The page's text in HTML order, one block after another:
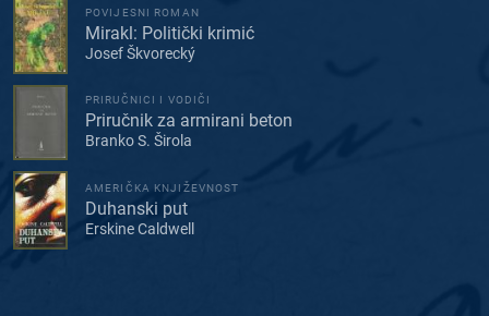
POVIJESNI ROMAN
Mirakl: Politički krimić
Josef Škvorecký
PRIRUČNICI I VODIČI
Priručnik za armirani beton
Branko S. Širola
AMERIČKA KNJIŽEVNOST
Duhanski put
Erskine Caldwell